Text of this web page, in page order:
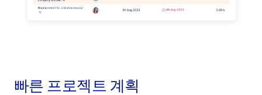
빠른 프로젝트 계획